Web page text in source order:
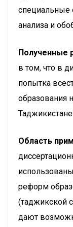
специальные
анализа и
Полученные
в том, что в
попытка
образования
Таджикистане.
Область
реформ
(таджикской
дают